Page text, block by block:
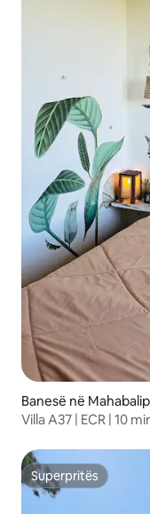
Banesë në
Villa A37 | ECR | 10
Superpritës
Superpritës